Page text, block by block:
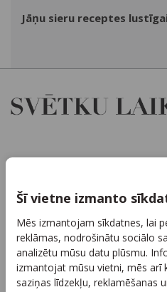
Šī vietne izmanto
Mēs izmantojam sīkdatnes, lai
reklāmas, nodrošinātu sociālo
analizētu mūsu datu plūsmu.
izmantojat mūsu vietni, mēs arī
saziņas līdzekļu, reklamēšanas
Jāņu sieru receptes
Reklāma
Arhīvs
Sadarbība
Autortiesības
Privātuma politika